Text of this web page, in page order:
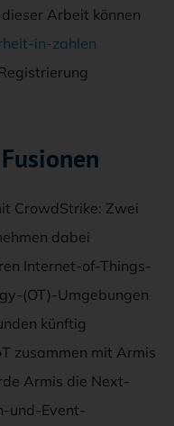
Arbeit können
in-zahlen
CrowdStrike: Zwei
dabei
Internet-of-Things-
(OT)-Umgebungen
künftig
zusammen mit Armis
Armis die Next-
und-Event-